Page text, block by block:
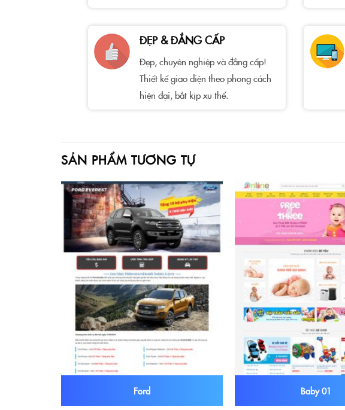
ĐẸP & ĐẲNG CẤP
Đẹp, chuyên nghiệp và đẳng cấp!
Thiết kế giao diện theo phong cách
hiện đại, bắt kịp xu thế.
SẢN PHẨM TƯƠNG TỰ
Ford Baby 01